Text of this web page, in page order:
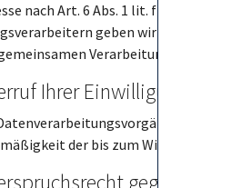
nach Art. 6 Abs. 1 lit. f DSGVO an
geben wir
Verarbeitung wird ein
Ihrer Einwilligung zur
sind nur
der bis zum Widerruf
gegen die